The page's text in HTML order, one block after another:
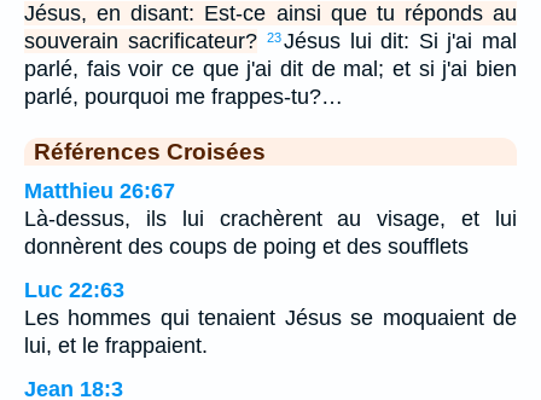
Jésus, en disant: Est-ce ainsi que tu réponds au
souverain sacrificateur?
23Jésus lui dit: Si j'ai mal
parlé, fais voir ce que j'ai dit de mal; et si j'ai bien
parlé, pourquoi me frappes-tu?…
Références Croisées
Matthieu 26:67
Là-dessus, ils lui crachèrent au visage, et lui
donnèrent des coups de poing et des soufflets
Luc 22:63
Les hommes qui tenaient Jésus se moquaient de
lui, et le frappaient.
Jean 18:3